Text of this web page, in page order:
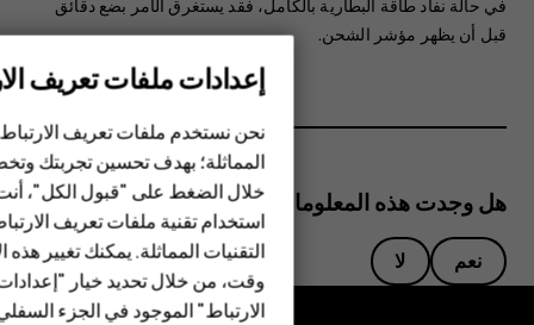
الهواتف المميزة
الأكسسوارات
HMD Terra M
HMD DUB
في حالة نفاد طاقة البطارية بالكامل، فقد يستغرق الأمر بضع دقائق
قبل أن يظهر مؤشر الشحن.
هل وجدت هذه المعلومات مفيدة؟
نعم لا
إعدادات ملفات تعريف
نحن نستخدم ملفات تعريف
المماثلة؛ بهدف تحسين تجربتك
خلال الضغط على "قبول الكل"،
استخدام تقنية ملفات تعريف
التقنيات المماثلة. يمكنك تغيير
وقت، من خلال تحديد خيار
الارتباط" الموجود في الجزء